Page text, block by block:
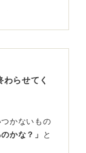
人生の一部
は何のため
まれてきて
視点を明確
らせてく
かないもの
かな？」
と